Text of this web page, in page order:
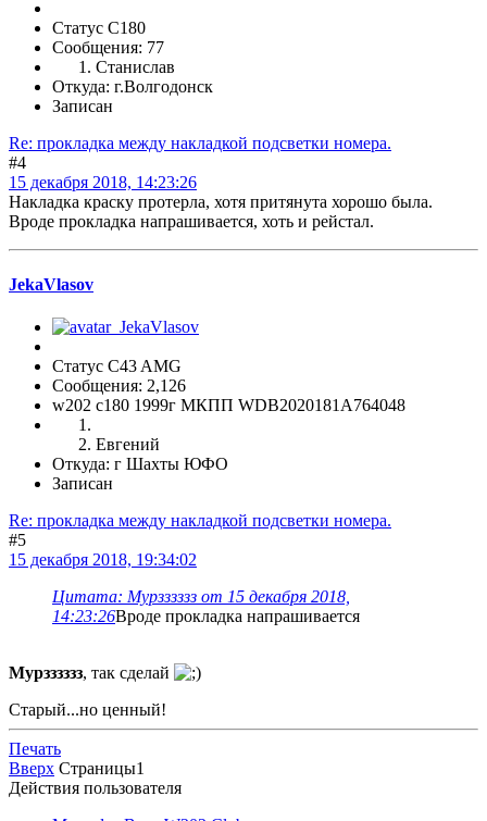
Статус C180
Сообщения: 77
Станислав
Откуда: г.Волгодонск
Записан
Re: прокладка между накладкой подсветки номера.
#4
15 декабря 2018, 14:23:26
Накладка краску протерла, хотя притянута хорошо была.
Вроде прокладка напрашивается, хоть и рейстал.
JekaVlasov
Статус C43 AMG
Сообщения: 2,126
w202 c180 1999г МКПП WDB2020181A764048
Евгений
Откуда: г Шахты ЮФО
Записан
Re: прокладка между накладкой подсветки номера.
#5
15 декабря 2018, 19:34:02
Цитата: Мурзззззз от 15 декабря 2018,
14:23:26Вроде прокладка напрашивается
Мурзззззз, так сделай
Старый...но ценный!
Печать
Вверх Страницы1
Действия пользователя